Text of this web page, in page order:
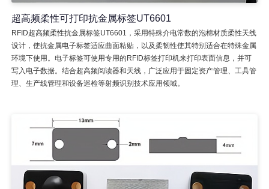
超高频柔性可打印抗金属标签UT6601
RFID超高频柔性抗金属标签UT6601，采用特殊介电常数的泡棉材质柔性天线
设计，使抗金属电子标签适应曲面粘贴，以及柔韧性使其特别适合在特殊金属
环境下使用。电子标签可使用专用的RFID标签打印机来打印表面信息，并可
写入电子数据。结合超高频阅读器和天线，广泛应用于固定资产管理、工具管
理、生产线管理和设备巡检等射频识别技术应用领域。